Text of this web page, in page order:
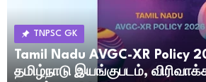
TNPSC GK
Tamil Nadu AVGC-XR Policy
தமிழ்நாடு இயங்குபடம்,